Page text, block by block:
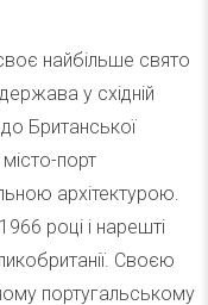
найбільше свято
у східній
Британської
порт
архітектурою.
році і нарешті
Своєю
португальському